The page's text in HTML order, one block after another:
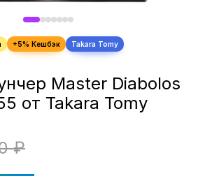
Master Diabolos
от Takara Tomy
₽